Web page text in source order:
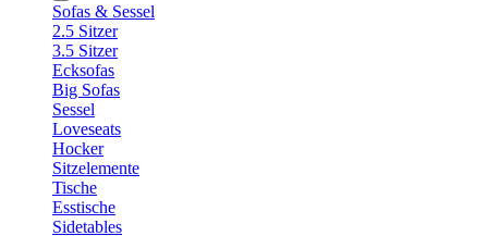
Sofas & Sessel
2.5 Sitzer
3.5 Sitzer
Ecksofas
Big Sofas
Sessel
Loveseats
Hocker
Sitzelemente
Tische
Esstische
Sidetables